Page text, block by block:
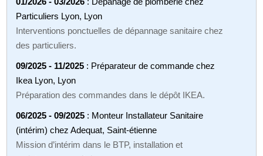
Particuliers Lyon, Lyon
Interventions ponctuelles de dépannage sanitaire chez
des particuliers.
09/2025 - 11/2025 : Préparateur de commande chez
Ikea Lyon, Lyon
Préparation des commandes dans le dépôt IKEA.
06/2025 - 09/2025 : Monteur Installateur Sanitaire
(intérim) chez Adequat, Saint‑étienne
Mission d’intérim dans le BTP, installation et